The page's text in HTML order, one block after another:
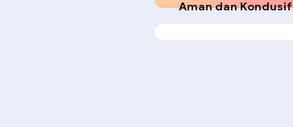
Aman dan Kondusif